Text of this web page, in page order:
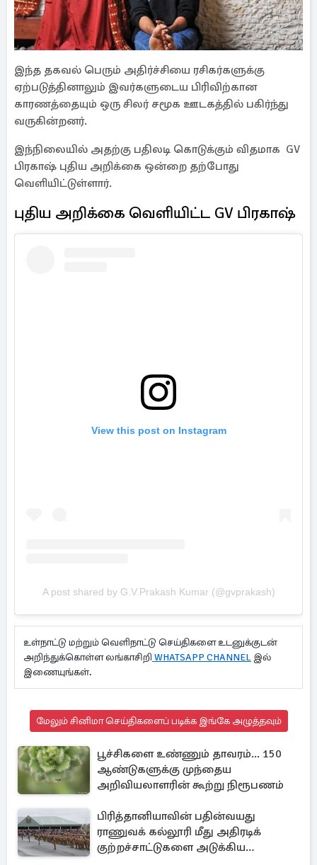
இந்த தகவல் பெரும் அதிர்ச்சியை ரசிகர்களுக்கு
ஏற்படுத்தினாலும் இவர்களுடைய பிரிவிற்கான
காரணத்தையும் ஒரு சிலர் சமூக ஊடகத்தில் பகிர்ந்து
வருகின்றனர்.
இந்நிலையில் அதற்கு பதிலடி கொடுக்கும் விதமாக GV
பிரகாஷ் புதிய அறிக்கை ஒன்றை தற்போது
வெளியிட்டுள்ளார்.
புதிய அறிக்கை வெளியிட்ட GV பிரகாஷ்
View this post on Instagram
A post shared by G.V.Prakash Kumar (@gvprakash)
உள்நாட்டு மற்றும் வெளிநாட்டு செய்திகளை உடனுக்குடன்
அறிந்துக்கொள்ள லங்காசிறி WHATSAPP CHANNEL இல்
இணையுங்கள்.
மேலும் சினிமா செய்திகளைப் படிக்க இங்கே அழுத்தவும்
பூச்சிகளை உண்ணும் தாவரம்... 150
ஆண்டுகளுக்கு முந்தைய
அறிவியலாளரின் கூற்று நிரூபணம்
பிரித்தானியாவின் பதின்வயது
ராணுவக் கல்லூரி மீது அதிரடிக்
குற்றச்சாட்டுகளை அடுக்கிய